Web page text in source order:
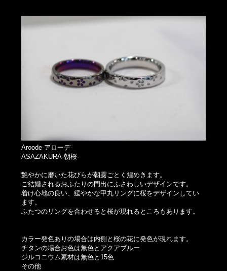
Aroode-アローデ-
ASAZAKURA-朝桜-
艶やかに磨いた花びらが朝露ごとく煌めきます。
ご結婚されるおふたりの門出にふさわしいデザインです。
着け心地の良い、緩やかな甲丸リングに桜をデザインしてい
ます。
ふたつのリングを合わせると桜が現れるところもあります。
カラー発色ありの場合は内側と桜の花に発色が現れます。
チタンの場合お色は無色とアクアブルー
ジルコニウム素材は無色と15色
その他